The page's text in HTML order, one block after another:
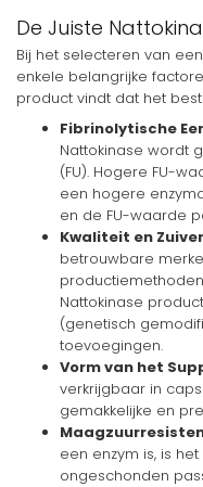
De Juiste
Bij het selecteren van
enkele belangrijke
product vindt dat het
Fibrinolytische
Nattokinase wordt
(FU). Hogere FU-
een hogere
en de FU-waarde
Kwaliteit en
betrouwbare
Nattokinase
(genetisch
toevoegingen.
Vorm van het
verkrijgbaar in
gemakkelijke en
een enzym is, is
ongeschonden